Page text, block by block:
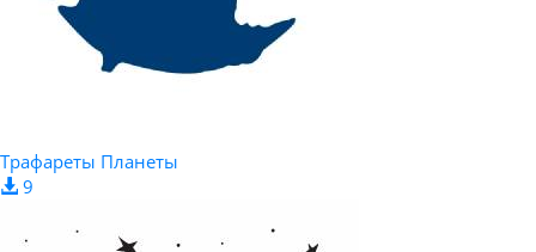
Трафареты Планеты
9